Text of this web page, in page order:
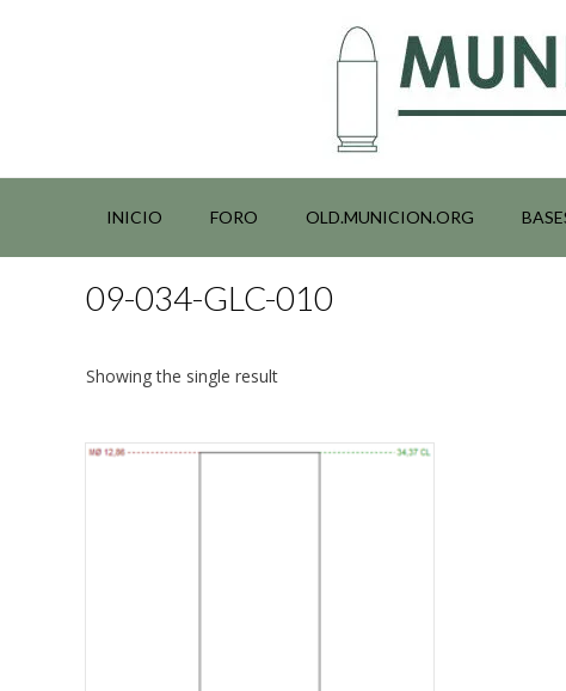
INICIO FORO OLD.MUNICION.ORG
09-034-GLC-010
Showing the single result